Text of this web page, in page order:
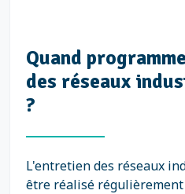
Quand
des réseaux
?
L'entretien des réseaux
être réalisé